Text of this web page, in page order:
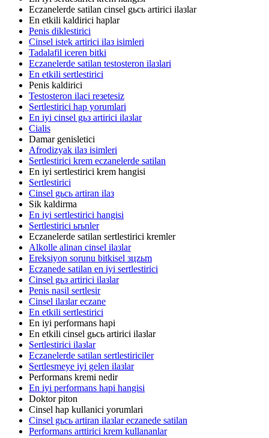
Eczanelerde satilan cinsel gьcь artirici ilaзlar
En etkili kaldirici haplar
Penis diklestirici
Cinsel istek artirici ilaз isimleri
Tadalafil iceren bitki
Eczanelerde satilan testosteron ilaзlari
En etkili sertlestirici
Penis kaldirici
Testosteron ilaci reзetesiz
Sertlestirici hap yorumlari
En iyi cinsel gьз artirici ilaзlar
Cialis
Damar genisletici
Afrodizyak ilaз isimleri
Sertlestirici krem eczanelerde satilan
En iyi sertlestirici krem hangisi
Sertlestirici
Cinsel gьcь artiran ilaз
Sik kaldirma
En iyi sertlestirici hangisi
Sertlestirici ьrьnler
Eczanelerde satilan sertlestirici kremler
Alkolle alinan cinsel ilaзlar
Ereksiyon sorunu bitkisel зцzьm
Eczanede satilan en iyi sertlestirici
Cinsel gьз artirici ilaзlar
Penis nasil sertlesir
Cinsel ilaзlar eczane
En etkili sertlestirici
En iyi performans hapi
En etkili cinsel gьcь artirici ilaзlar
Sertlestirici ilaзlar
Eczanelerde satilan sertlestiriciler
Sertlesmeye iyi gelen ilaзlar
Performans kremi nedir
En iyi performans hapi hangisi
Doktor piton
Cinsel hap kullanici yorumlari
Cinsel gьcь artiran ilaзlar eczanede satilan
Performans arttirici krem kullananlar